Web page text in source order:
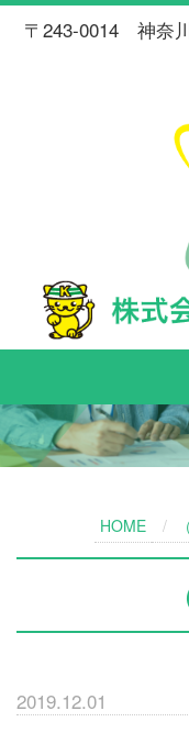
〒243-0014 神奈
HOME
2019.12.01